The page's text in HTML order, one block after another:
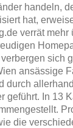
handeln,
hat,
verrät
sich
ansässige
durch
geführt. In 13
die